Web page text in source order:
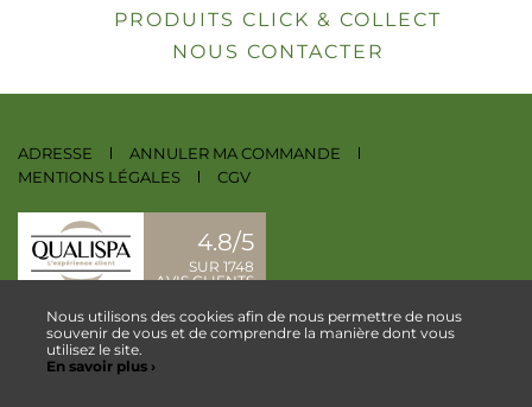
Nous utilisons des cookies afin de nous permettre de nous
souvenir de vous et de comprendre la manière dont vous
utilisez le site.
En savoir plus ›
PRODUITS CLICK & COLLECT
NOUS CONTACTER
ADRESSE
ANNULER MA COMMANDE
MENTIONS LÉGALES
CGV
4.8/5
SUR 1748
AVIS CLIENTS
NOUS CONTACTER